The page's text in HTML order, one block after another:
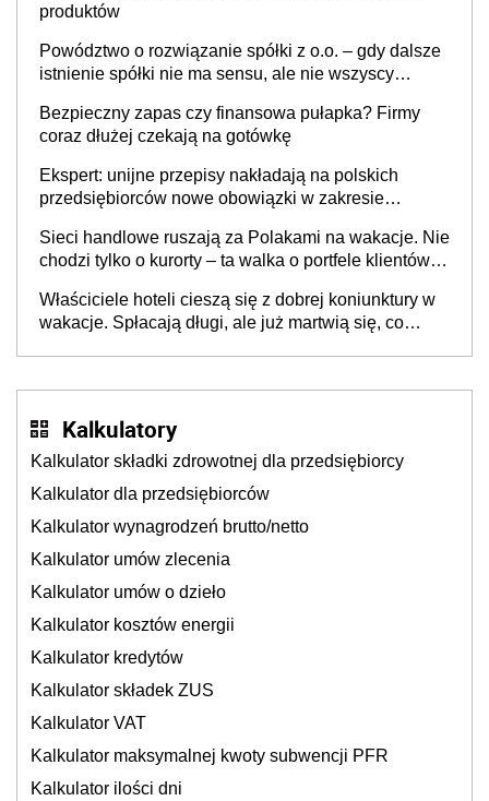
produktów
Powództwo o rozwiązanie spółki z o.o. – gdy dalsze
istnienie spółki nie ma sensu, ale nie wszyscy
Bezpieczny zapas czy finansowa pułapka? Firmy
coraz dłużej czekają na gotówkę
Ekspert: unijne przepisy nakładają na polskich
przedsiębiorców nowe obowiązki w zakresie
Sieci handlowe ruszają za Polakami na wakacje. Nie
chodzi tylko o kurorty – ta walka o portfele klientów
cichu
Właściciele hoteli cieszą się z dobrej koniunktury w
wakacje. Spłacają długi, ale już martwią się, co
Kalkulatory
Kalkulator składki zdrowotnej dla przedsiębiorcy
Kalkulator dla przedsiębiorców
Kalkulator wynagrodzeń brutto/netto
Kalkulator umów zlecenia
Kalkulator umów o dzieło
Kalkulator kosztów energii
Kalkulator kredytów
Kalkulator składek ZUS
Kalkulator VAT
Kalkulator maksymalnej kwoty subwencji PFR
Kalkulator ilości dni